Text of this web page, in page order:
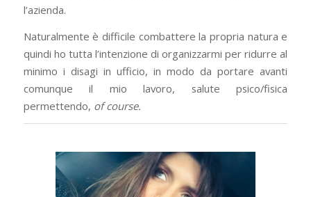
l’azienda.
Naturalmente è difficile combattere la propria natura e
quindi ho tutta l’intenzione di organizzarmi per ridurre al
minimo i disagi in ufficio, in modo da portare avanti
comunque il mio lavoro, salute psico/fisica
permettendo, of course.